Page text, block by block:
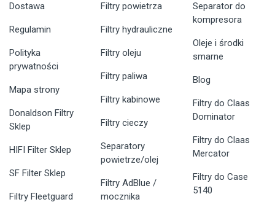
Dostawa
Regulamin
Polityka
prywatności
Mapa strony
Donaldson Filtry
Sklep
HIFI Filter Sklep
SF Filter Sklep
Filtry Fleetguard
Filtry powietrza
Filtry hydrauliczne
Filtry oleju
Filtry paliwa
Filtry kabinowe
Filtry cieczy
Separatory
powietrze/olej
Filtry AdBlue /
mocznika
Separator do
kompresora
Oleje i środki
smarne
Blog
Filtry do Claas
Dominator
Filtry do Claas
Mercator
Filtry do Case
5140